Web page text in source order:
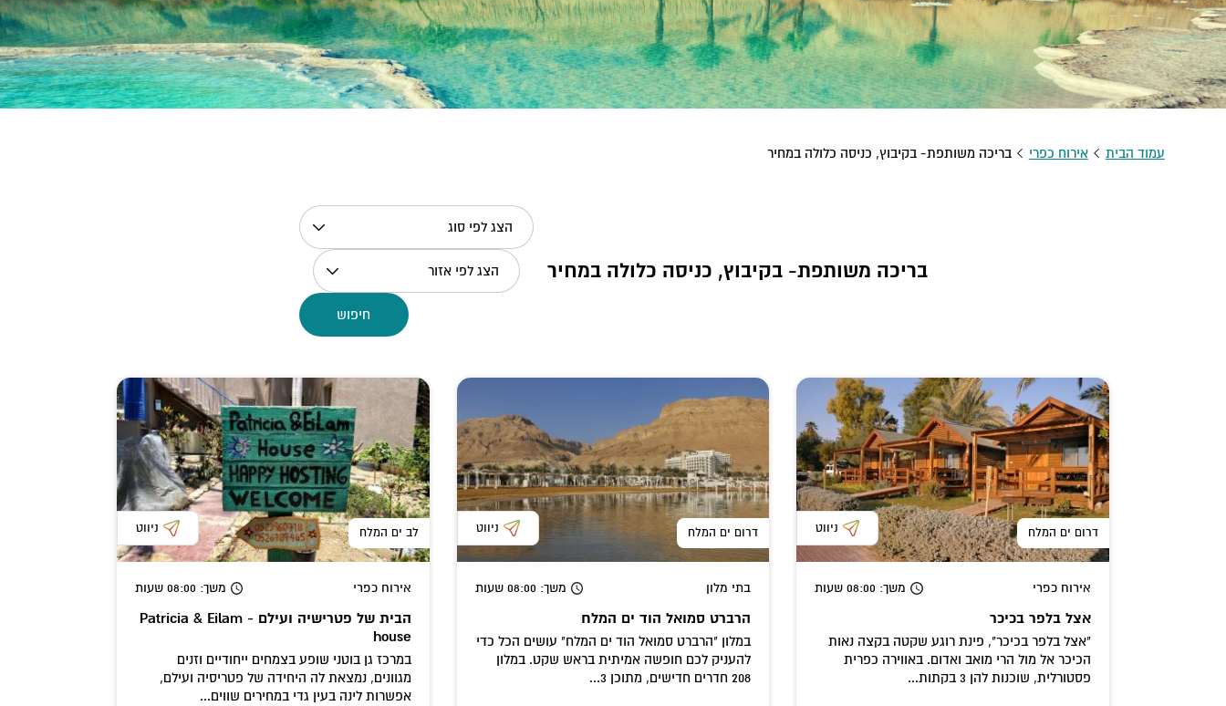
עמוד הבית אירוח כפרי בריכה משותפת- בקיבוץ, כניסה כלולה במחיר
בריכה משותפת- בקיבוץ, כניסה כלולה במחיר
הצג לפי סוג
הצג לפי אזור
חיפוש
דרום ים המלח ניווט
אירוח כפרי משך: 08:00 שעות
אצל בלפר בכיכר
"אצל בלפר בכיכר", פינת רוגע שקטה בקצה נאות
הכיכר אל מול הרי מואב ואדום. באווירה כפרית
פסטורלית, שוכנות להן 3 בקתות...
דרום ים המלח ניווט
בתי מלון משך: 08:00 שעות
הרברט סמואל הוד ים המלח
במלון "הרברט סמואל הוד ים המלח" עושים הכל כדי
להעניק לכם חופשה אמיתית בראש שקט. במלון
208 חדרים חדישים, מתוכן 3...
לב ים המלח ניווט
אירוח כפרי משך: 08:00 שעות
הבית של פטרישיה ועילם - Patricia & Eilam
house
במרכז גן בוטני שופע בצמחים ייחודיים וזנים
מגוונים, נמצאת לה היחידה של פטריסיה ועילם,
אפשרות לינה בעין גדי במחירים שווים...